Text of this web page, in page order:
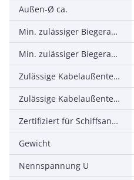
Außen-Ø ca.
Min. zulässiger Biegeradius, flexibler Einsatz/freie Bewegung
Min. zulässiger Biegeradius, stationärer Einsatz/fest verlegt
Zulässige Kabelaußentemperatur bei Montage/Handling
Zulässige Kabelaußentemperatur nach Montage ohne Erschütterung
Zertifiziert für Schiffsanwendungen
Gewicht
Nennspannung U